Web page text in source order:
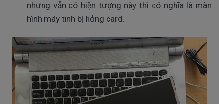
nhưng vẫn có hiện tượng này thì có nghĩa là màn
hình máy tính bị hỏng card.